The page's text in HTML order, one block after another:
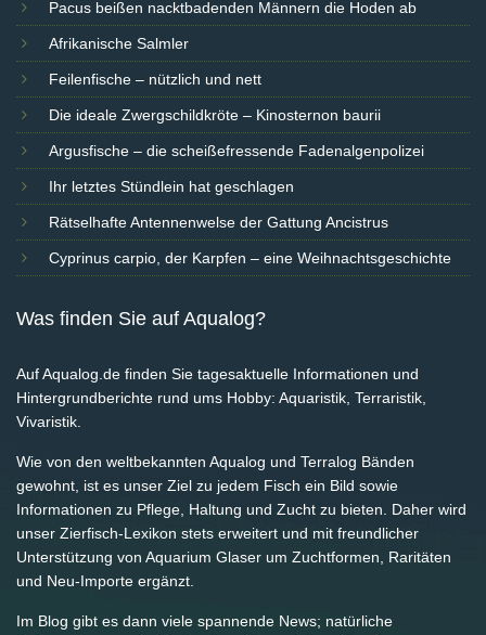
Pacus beißen nacktbadenden Männern die Hoden ab
Afrikanische Salmler
Feilenfische – nützlich und nett
Die ideale Zwergschildkröte – Kinosternon baurii
Argusfische – die scheißefressende Fadenalgenpolizei
Ihr letztes Stündlein hat geschlagen
Rätselhafte Antennenwelse der Gattung Ancistrus
Cyprinus carpio, der Karpfen – eine Weihnachtsgeschichte
Was finden Sie auf Aqualog?
Auf Aqualog.de finden Sie tagesaktuelle Informationen und
Hintergrundberichte rund ums Hobby: Aquaristik, Terraristik,
Vivaristik.
Wie von den weltbekannten Aqualog und Terralog Bänden
gewohnt, ist es unser Ziel zu jedem Fisch ein Bild sowie
Informationen zu Pflege, Haltung und Zucht zu bieten. Daher wird
unser Zierfisch-Lexikon stets erweitert und mit freundlicher
Unterstützung von Aquarium Glaser um Zuchtformen, Raritäten
und Neu-Importe ergänzt.
Im Blog gibt es dann viele spannende News; natürliche